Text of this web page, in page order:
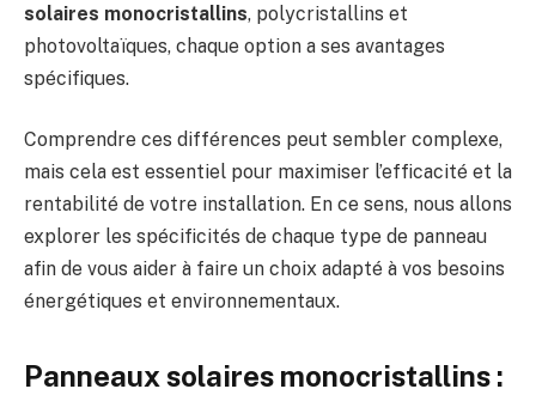
solaires monocristallins, polycristallins et
photovoltaïques, chaque option a ses avantages
spécifiques.
Comprendre ces différences peut sembler complexe,
mais cela est essentiel pour maximiser l’efficacité et la
rentabilité de votre installation. En ce sens, nous allons
explorer les spécificités de chaque type de panneau
afin de vous aider à faire un choix adapté à vos besoins
énergétiques et environnementaux.
Panneaux solaires monocristallins :